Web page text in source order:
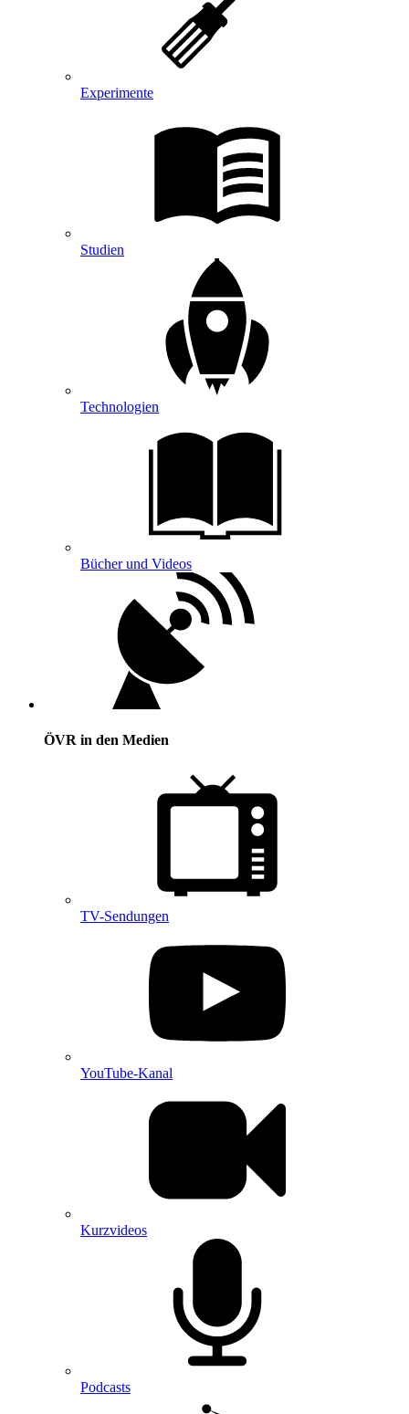
Experimente
Studien
Technologien
Bücher und Videos
ÖVR in den Medien
TV-Sendungen
YouTube-Kanal
Kurzvideos
Podcasts